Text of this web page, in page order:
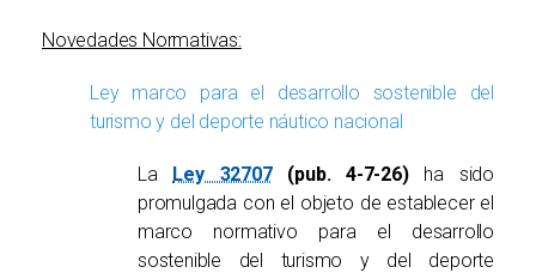
Novedades Normativas:
Ley marco para el desarrollo sostenible del
turismo y del deporte náutico nacional
La Ley 32707(pub. 4-7-26)ha sido
promulgada con el objeto de establecer el
marco normativo para el desarrollo
sostenible del turismo y del deporte